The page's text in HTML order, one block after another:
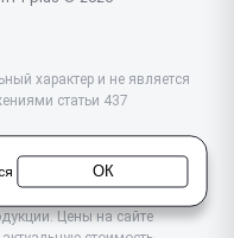
характер и не является
статьи 437
техники Fplus, но не
Предоставляем
гарантии, а также
Цены на сайте
ОК